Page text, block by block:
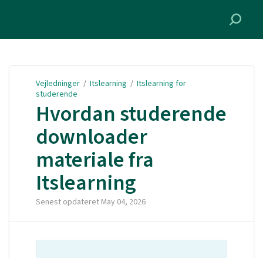
Vejledninger / Itslearning / Itslearning for
studerende
Hvordan studerende
downloader
materiale fra
Itslearning
Senest opdateret May 04, 2026